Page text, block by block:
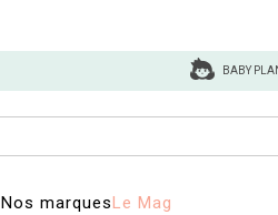
BABY
Nos marquesLe Mag